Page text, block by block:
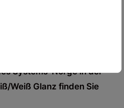
in Hochglanz.
Systems-Norge in der
Weiß Glanz finden Sie